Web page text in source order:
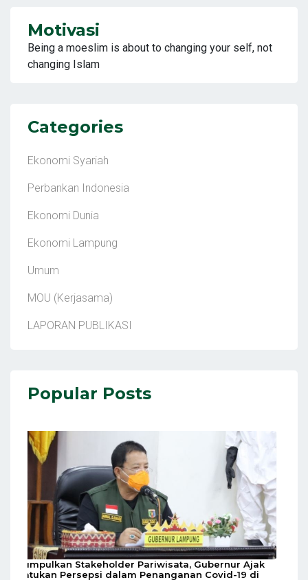
Motivasi
Being a moeslim is about to changing your self, not
changing Islam
Categories
Ekonomi Syariah
Perbankan Indonesia
Ekonomi Dunia
Ekonomi Lampung
Umum
MOU (Kerjasama)
LAPORAN PUBLIKASI
Popular Posts
Kumpulkan Stakeholder Pariwisata, Gubernur Ajak
Satukan Persepsi dalam Penanganan Covid-19 di